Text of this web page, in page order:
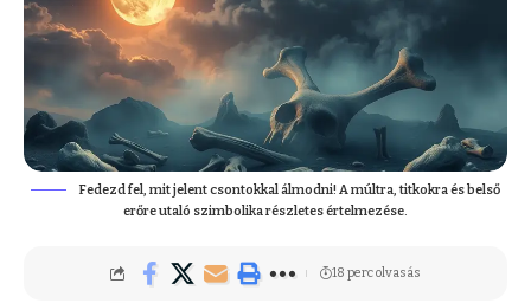
Fedezd fel, mit jelent csontokkal álmodni! A múltra, titkokra és belső
erőre utaló szimbolika részletes értelmezése.
18 perc olvasás